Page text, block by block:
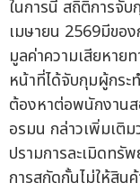
ในการนี้ สถิติการจั
เมษายน 2569มีขอ
มูลค่าความเสียหาย
หน้าที่ได้จับกุมผู้กร
ต้องหาต่อพนักงาน
อรมน กล่าวเพิ่มเติ
ปรามการละเมิดท
การสกัดกั้นไม่ให้สิน